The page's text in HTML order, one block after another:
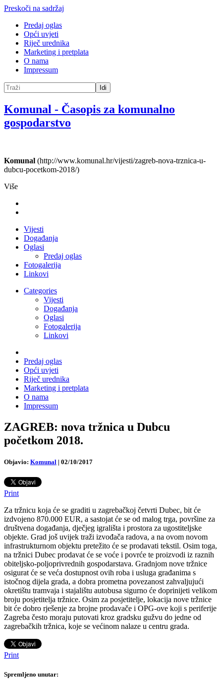
Preskoči na sadržaj
Predaj oglas
Opći uvjeti
Riječ urednika
Marketing i pretplata
O nama
Impressum
Idi
Komunal - Časopis za komunalno
gospodarstvo
Komunal (http://www.komunal.hr/vijesti/zagreb-nova-trznica-u-
dubcu-pocetkom-2018/)
Više
Vijesti
Događanja
Oglasi
Predaj oglas
Fotogalerija
Linkovi
Categories
Vijesti
Događanja
Oglasi
Fotogalerija
Linkovi
Predaj oglas
Opći uvjeti
Riječ urednika
Marketing i pretplata
O nama
Impressum
ZAGREB: nova tržnica u Dubcu
početkom 2018.
Objavio: Komunal | 02/10/2017
Print
Za tržnicu koja će se graditi u zagrebačkoj četvrti Dubec, bit će
izdvojeno 870.000 EUR, a sastojat će se od malog trga, površine za
društvena događanja, dječjeg igrališta i prostora za ugostiteljske
objekte. Grad još uvijek traži izvođača radova, a na ovom novom
infrastrukturnom objektu pretežito će se prodavati tekstil. Osim toga,
na tržnici Dubec prodavat će se voće i povrće te proizvodi iz raznih
obiteljsko-poljoprivrednih gospodarstava. Gradnjom nove tržnice
osigurat će se veća dostupnost ovih roba i usluga građanima s
istočnog dijela grada, a dobra prometna povezanost zahvaljujući
okretištu tramvaja i stajalištu autobusa sigurno će doprinijeti velikom
broju posjetitelja tržnice. Osim za posjetitelje, lokacija nove tržnice
bit će dobro rješenje za brojne prodavače i OPG-ove koji s periferije
Zagreba često moraju putovati kroz gradsku gužvu do jedne od
zagrebačkih tržnica, koje se većinom nalaze u centru grada.
Print
Spremljeno unutar: